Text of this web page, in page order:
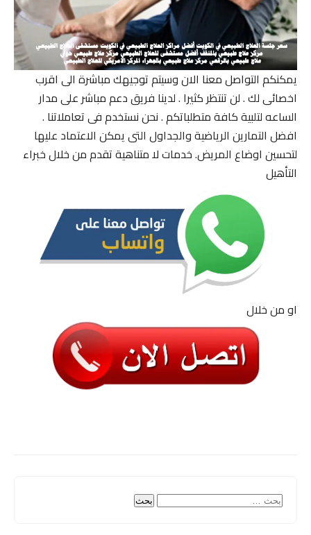
يمكنكم التواصل معنا الان وسيتم توجيهك مباشرة الى اقرب
اخصائى لك . لن تنتظر كثيرا . لدينا فريق دعم مباشر على مدار
الساعه لتلبية كافة متطلباتكم . نحن نستخدم فى تعاملاتنا .
افضل التمارين الرياضية والجداول التى يمكن الاعتماد عليها
لتحسين اوضاع المريض. خدمات لا متناهية تقدم من خلال خبراء
التأهيل
او من خلال
البحث